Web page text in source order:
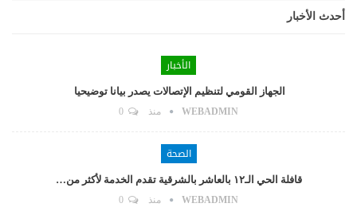
أحدث الأخبار
الأخبار
الجهاز القومي لتنظيم الإتصالات يصدر بيانا توضيحيا
WEBADMIN منذ
الصحة
قافلة الحي الـ١٢ بالعاشر بالشرقية تقدم الخدمة لأكثر من…
WEBADMIN منذ